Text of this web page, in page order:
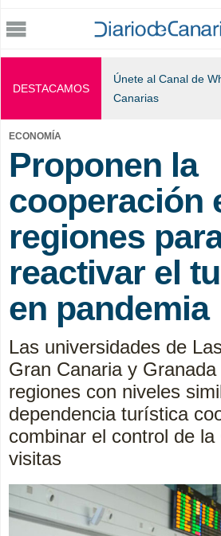
DESTACAMOS
Únete al Canal de
Canarias
ECONOMÍA
Proponen la
cooperación
regiones
reactivar el
en pandemia
Las universidades de
Gran Canaria y
regiones con niveles
dependencia turística
combinar el control de
visitas